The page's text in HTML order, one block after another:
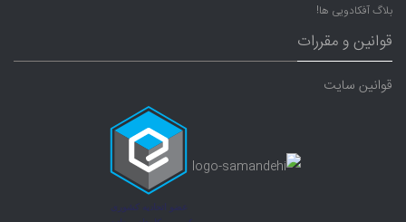
بلاگ آفکادویی ها!
قوانین و مقررات
قوانین سایت